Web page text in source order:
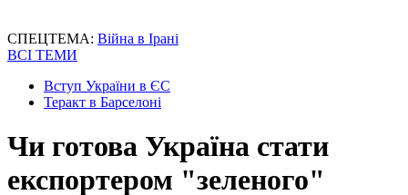
СПЕЦТЕМА: Війна в Ірані
ВСІ ТЕМИ
Вступ України в ЄС
Теракт в Барселоні
Чи готова Україна стати
експортером "зеленого"